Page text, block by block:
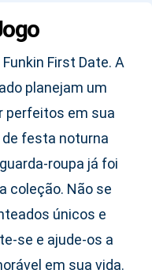
First Date. A
planejam um
perfeitos em sua
de festa noturna
roupa já foi
coleção. Não se
únicos e
se e ajude-os a
em sua vida.